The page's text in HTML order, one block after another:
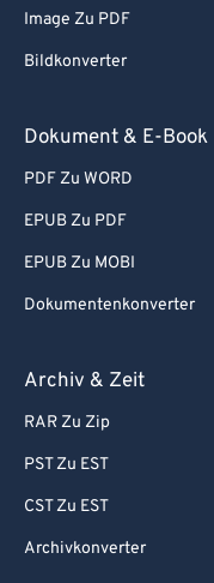
Image Zu PDF
Bildkonverter
Dokument & E-Book
PDF Zu WORD
EPUB Zu PDF
EPUB Zu MOBI
Dokumentenkonverter
Archiv & Zeit
RAR Zu Zip
PST Zu EST
CST Zu EST
Archivkonverter